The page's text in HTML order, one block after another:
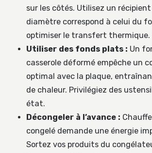
sur les côtés. Utilisez un
diamètre correspond à celui du
optimiser le transfert thermique.
Utiliser des fonds plats : Un
casserole déformé empêche un
optimal avec la plaque,
de chaleur. Privilégiez des
état.
Décongeler à l’avance :
congelé demande une énergie
Sortez vos produits du